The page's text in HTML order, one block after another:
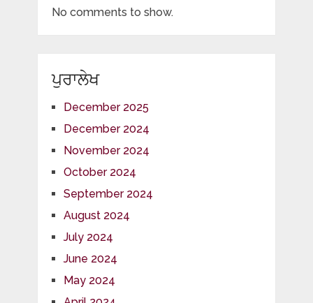
No comments to show.
ਪੁਰਾਲੇਖ
December 2025
December 2024
November 2024
October 2024
September 2024
August 2024
July 2024
June 2024
May 2024